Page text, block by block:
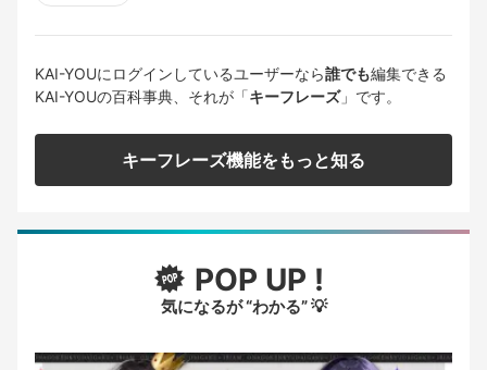
KAI-YOUにログインしているユーザーなら誰でも編集できる
KAI-YOUの百科事典、それが「キーフレーズ」です。
キーフレーズ機能をもっと知る
POP UP !
気になるが “わかる” 💡